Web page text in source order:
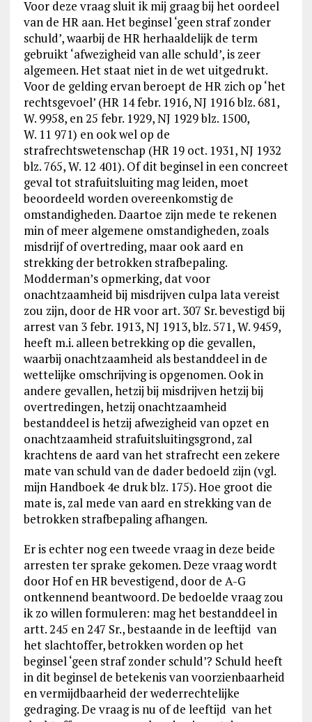
Voor deze vraag sluit ik mij graag bij het oordeel
van de HR aan. Het beginsel ‘geen straf zonder
schuld’, waarbij de HR herhaaldelijk de term
gebruikt ‘afwezigheid van alle schuld’, is zeer
algemeen. Het staat niet in de wet uitgedrukt.
Voor de gelding ervan beroept de HR zich op ‘het
rechtsgevoel’ (HR 14 febr. 1916, NJ 1916 blz. 681,
W. 9958, en 25 febr. 1929, NJ 1929 blz. 1500,
W. 11 971) en ook wel op de
strafrechtswetenschap (HR 19 oct. 1931, NJ 1932
blz. 765, W. 12 401). Of dit beginsel in een concreet
geval tot strafuitsluiting mag leiden, moet
beoordeeld worden overeenkomstig de
omstandigheden. Daartoe zijn mede te rekenen
min of meer algemene omstandigheden, zoals
misdrijf of overtreding, maar ook aard en
strekking der betrokken strafbepaling.
Modderman’s opmerking, dat voor
onachtzaamheid bij misdrijven culpa lata vereist
zou zijn, door de HR voor art. 307 Sr. bevestigd bij
arrest van 3 febr. 1913, NJ 1913, blz. 571, W. 9459,
heeft m.i. alleen betrekking op die gevallen,
waarbij onachtzaamheid als bestanddeel in de
wettelijke omschrijving is opgenomen. Ook in
andere gevallen, hetzij bij misdrijven hetzij bij
overtredingen, hetzij onachtzaamheid
bestanddeel is hetzij afwezigheid van opzet en
onachtzaamheid strafuitsluitingsgrond, zal
krachtens de aard van het strafrecht een zekere
mate van schuld van de dader bedoeld zijn (vgl.
mijn Handboek 4e druk blz. 175). Hoe groot die
mate is, zal mede van aard en strekking van de
betrokken strafbepaling afhangen.
Er is echter nog een tweede vraag in deze beide
arresten ter sprake gekomen. Deze vraag wordt
door Hof en HR bevestigend, door de A-G
ontkennend beantwoord. De bedoelde vraag zou
ik zo willen formuleren: mag het bestanddeel in
artt. 245 en 247 Sr., bestaande in de leeftijd van
het slachtoffer, betrokken worden op het
beginsel ‘geen straf zonder schuld’? Schuld heeft
in dit beginsel de betekenis van voorzienbaarheid
en vermijdbaarheid der wederrechtelijke
gedraging. De vraag is nu of de leeftijd van het